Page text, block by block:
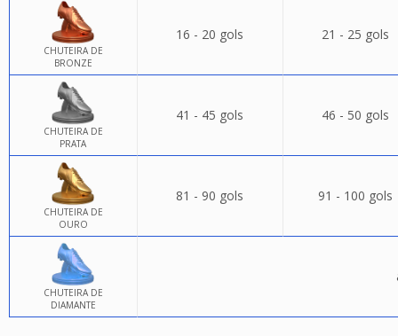
CHUTEIRA DE
BRONZE
16 - 20 gols 21 - 25 gols
CHUTEIRA DE
PRATA
41 - 45 gols 46 - 50 gols
CHUTEIRA DE
OURO
81 - 90 gols 91 - 100 gols
CHUTEIRA DE
DIAMANTE